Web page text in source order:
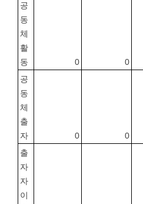
공
동
체
활
동
0 0
공
동
체
출
자
0 0
출
자
자
이